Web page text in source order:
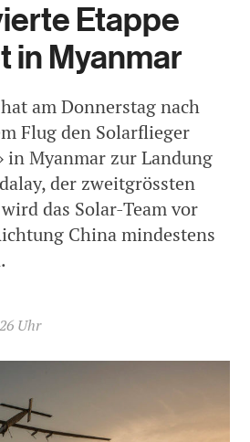
Etappe
in Myanmar
am Donnerstag nach
Flug den Solarflieger
in Myanmar zur Landung
der zweitgrössten
das Solar-Team vor
China mindestens
Uhr